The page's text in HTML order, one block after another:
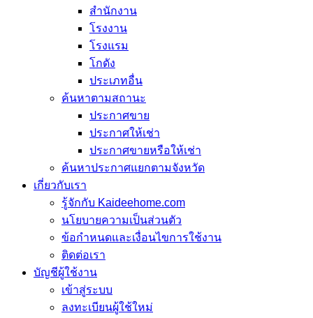
สำนักงาน
โรงงาน
โรงแรม
โกดัง
ประเภทอื่น
ค้นหาตามสถานะ
ประกาศขาย
ประกาศให้เช่า
ประกาศขายหรือให้เช่า
ค้นหาประกาศแยกตามจังหวัด
เกี่ยวกับเรา
รู้จักกับ Kaideehome.com
นโยบายความเป็นส่วนตัว
ข้อกำหนดและเงื่อนไขการใช้งาน
ติดต่อเรา
บัญชีผู้ใช้งาน
เข้าสู่ระบบ
ลงทะเบียนผู้ใช้ใหม่